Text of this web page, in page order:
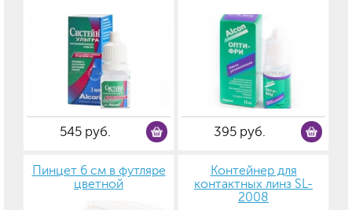
545 руб. 395 руб.
Пинцет 6 см в футляре
цветной
Контейнер для
контактных линз SL-
2008